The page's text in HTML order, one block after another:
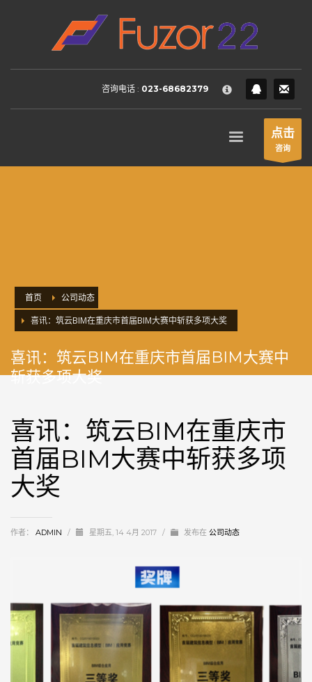
HOW TO SHOP
Login or create new account.
2 Review your order.
FREEshipment
If you still have problems, please let us know, by sending an
SHOWROOM HOURS
咨询电话 : 023-68682379
点击
咨询
首页
公司动态
喜讯：筑云BIM在重庆市首届BIM大赛中斩获多项大奖
喜讯：筑云BIM在重庆市首届BIM大赛中
斩获多项大奖
喜讯：筑云BIM在重庆市
首届BIM大赛中斩获多项
大奖
作者： ADMIN / 星期五, 14 4月 2017 / 发布在 公司动态